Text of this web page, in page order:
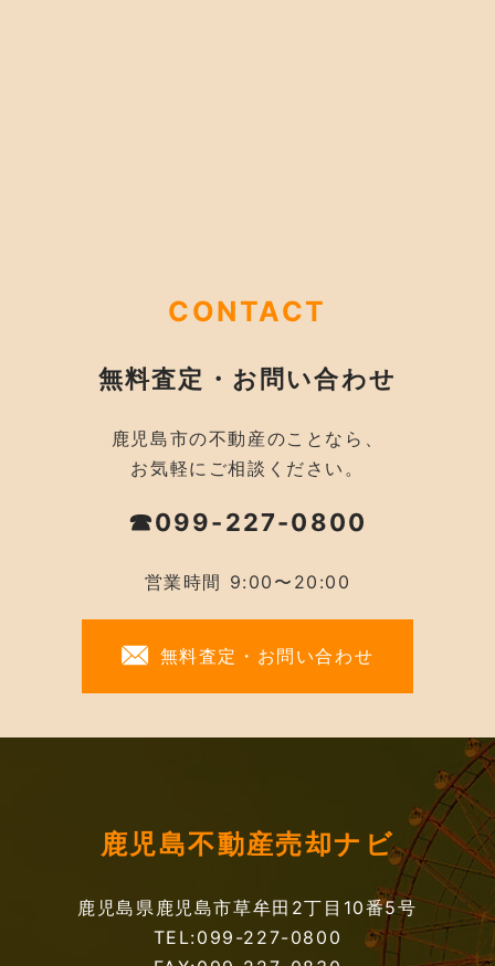
CONTACT
無料査定・お問い合わせ
鹿児島市の不動産のことなら、
お気軽にご相談ください。
☎099-227-0800
営業時間 9:00〜20:00
無料査定・お問い合わせ
鹿児島不動産売却ナビ
鹿児島県鹿児島市草牟田2丁目10番5号
TEL:099-227-0800